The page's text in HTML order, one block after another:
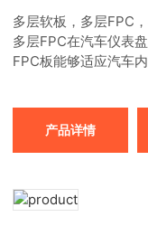
多层软板，多层FPC
多层FPC在汽车仪表
FPC板能够适应汽车
产品详情